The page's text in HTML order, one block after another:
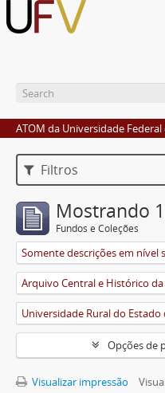
ATOM da Universidade Federal
Filtros
Mostrando
Fundos e Coleções
Somente descrições em nível
Opções de
Visualizar impressão